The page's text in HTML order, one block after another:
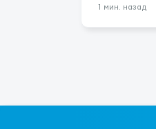
работать •
1 мин. назад